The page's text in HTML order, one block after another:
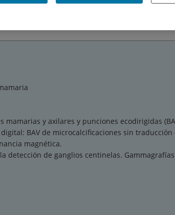
y axilares y punciones ecodirigidas
BAV de microcalcificaciones sin
magnética.
detección de ganglios centinelas. Gammagrafías